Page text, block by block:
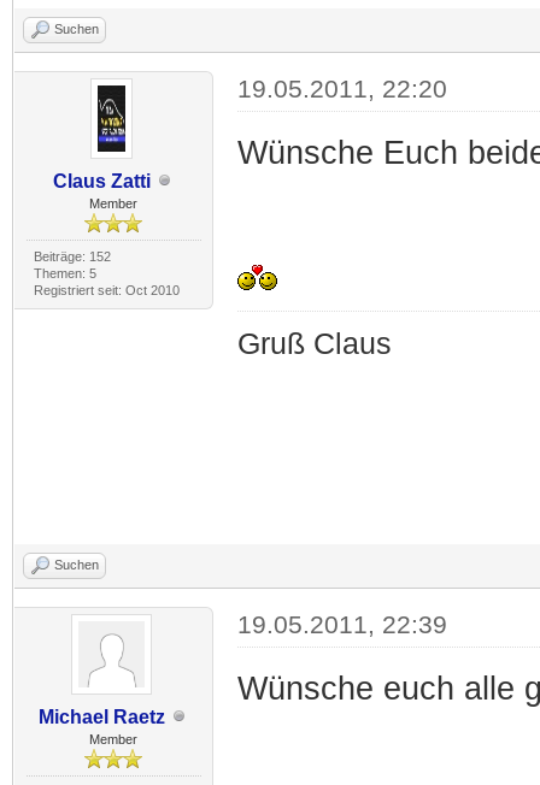
Suchen
Claus Zatti
Member
Beiträge: 152
Themen: 5
Registriert seit: Oct 2010
19.05.2011, 22:20
Wünsche Euch
Gruß Claus
Suchen
Michael Raetz
Member
19.05.2011, 22:39
Wünsche euch alle